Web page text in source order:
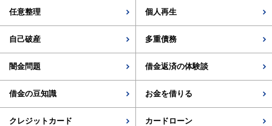
任意整理 個人再生
自己破産 多重債務
闇金問題 借金返済の体験談
借金の豆知識 お金を借りる
クレジットカード カードローン